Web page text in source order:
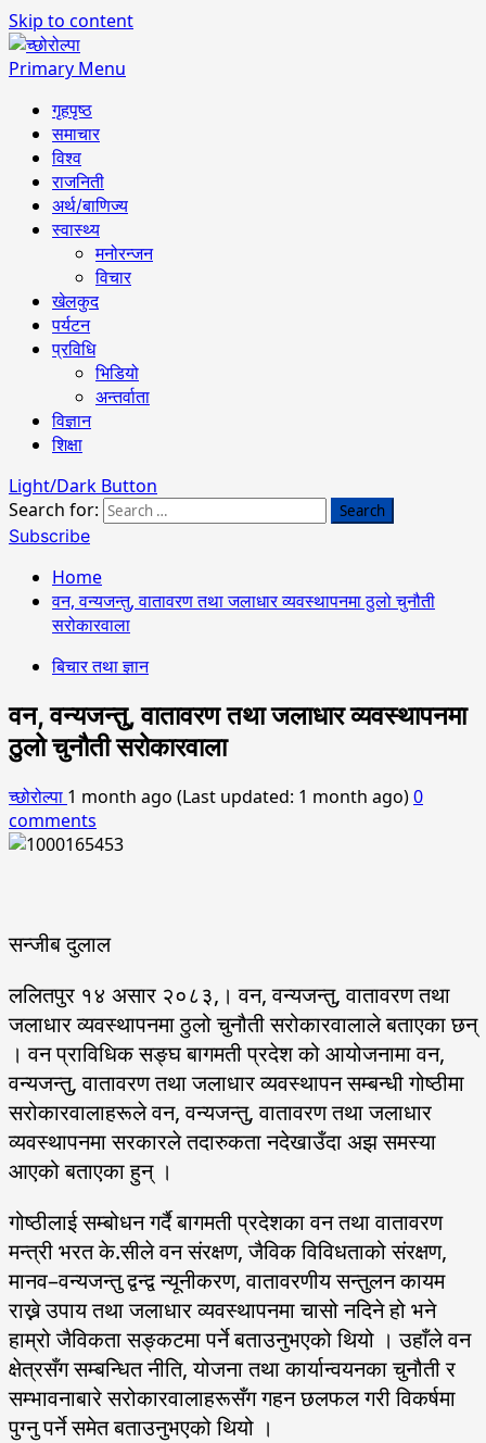
Skip to content
Primary Menu
गृहपृष्ठ
समाचार
विश्व
राजनिती
अर्थ/बाणिज्य
स्वास्थ्य
मनोरन्जन
विचार
खेलकुद
पर्यटन
प्रविधि
भिडियो
अन्तर्वाता
विज्ञान
शिक्षा
Light/Dark Button
Search for:
Subscribe
Home
वन, वन्यजन्तु, वातावरण तथा जलाधार व्यवस्थापनमा ठुलो चुनौती
सरोकारवाला
बिचार तथा ज्ञान
वन, वन्यजन्तु, वातावरण तथा जलाधार व्यवस्थापनमा
ठुलो चुनौती सरोकारवाला
च्छोरोल्पा 1 month ago (Last updated: 1 month ago)0
comments
सन्जीब दुलाल
ललितपुर १४ असार २०८३,। वन, वन्यजन्तु, वातावरण तथा
जलाधार व्यवस्थापनमा ठुलो चुनौती सरोकारवालाले बताएका छन्
। वन प्राविधिक सङ्घ बागमती प्रदेश को आयोजनामा वन,
वन्यजन्तु, वातावरण तथा जलाधार व्यवस्थापन सम्बन्धी गोष्ठीमा
सरोकारवालाहरूले वन, वन्यजन्तु, वातावरण तथा जलाधार
व्यवस्थापनमा सरकारले तदारुकता नदेखाउँदा अझ समस्या
आएको बताएका हुन् ।
गोष्ठीलाई सम्बोधन गर्दै बागमती प्रदेशका वन तथा वातावरण
मन्त्री भरत के.सीले वन संरक्षण, जैविक विविधताको संरक्षण,
मानव–वन्यजन्तु द्वन्द्व न्यूनीकरण, वातावरणीय सन्तुलन कायम
राख्ने उपाय तथा जलाधार व्यवस्थापनमा चासो नदिने हो भने
हाम्रो जैविकता सङ्कटमा पर्ने बताउनुभएको थियो । उहाँले वन
क्षेत्रसँग सम्बन्धित नीति, योजना तथा कार्यान्वयनका चुनौती र
सम्भावनाबारे सरोकारवालाहरूसँग गहन छलफल गरी विकर्षमा
पुग्नु पर्ने समेत बताउनुभएको थियो ।